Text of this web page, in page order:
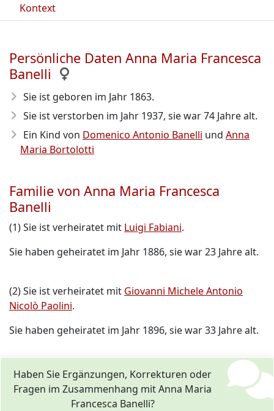
Kontext
Persönliche Daten Anna Maria Francesca
Banelli
Sie ist geboren im Jahr 1863.
Sie ist verstorben im Jahr 1937, sie war 74 Jahre alt.
Ein Kind von Domenico Antonio Banelli und Anna
Maria Bortolotti
Familie von Anna Maria Francesca
Banelli
(1) Sie ist verheiratet mit Luigi Fabiani.
Sie haben geheiratet im Jahr 1886, sie war 23 Jahre alt.
(2) Sie ist verheiratet mit Giovanni Michele Antonio
Nicolò Paolini.
Sie haben geheiratet im Jahr 1896, sie war 33 Jahre alt.
Haben Sie Ergänzungen, Korrekturen oder
Fragen im Zusammenhang mit Anna Maria
Francesca Banelli?